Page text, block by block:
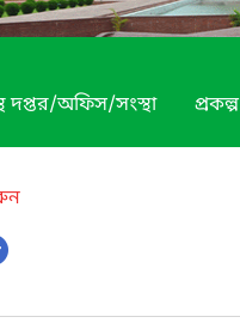
দপ্তর/অফিস/সংস্থা প্রকল্প